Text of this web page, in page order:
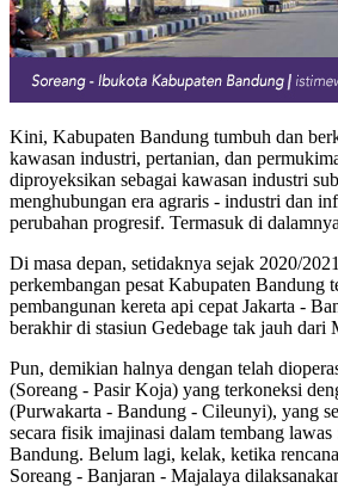
Kini, Kabupaten Bandung tumbuh dan
kawasan industri, pertanian, dan
diproyeksikan sebagai kawasan industri
menghubungan era agraris - industri dan
perubahan progresif. Termasuk di
Di masa depan, setidaknya sejak 2020/
perkembangan pesat Kabupaten Bandung
pembangunan kereta api cepat Jakarta -
berakhir di stasiun Gedebage tak jauh dari
Pun, demikian halnya dengan telah
(Soreang - Pasir Koja) yang terkoneksi
(Purwakarta - Bandung - Cileunyi), yang
secara fisik imajinasi dalam tembang lawas
Bandung. Belum lagi, kelak, ketika
Soreang - Banjaran - Majalaya